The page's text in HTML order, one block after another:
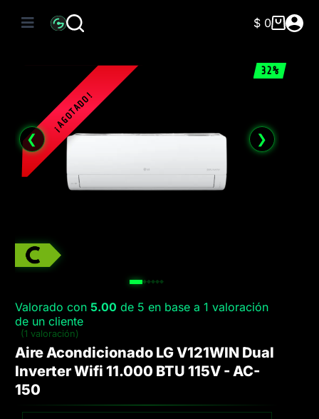
Carro
$0
32%
❮ ❯
Valorado con 5.00 de 5 en base a 1 valoración
de un cliente
(1 valoración)
Aire Acondicionado LG V121WIN Dual
Inverter Wifi 11.000 BTU 115V - AC-
150